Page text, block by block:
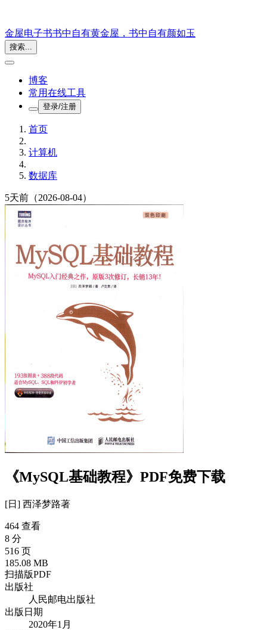
金屋电子书书中自有黄金屋，书中自有颜如玉
搜索...
博客
常用在线工具
登录/注册
首页
计算机
数据库
5天前 （2026-08-04）
《MySQL基础教程》PDF免费下载
[日] 西泽梦路著
464 查看
8 分
516 页
185.08 MB
扫描版PDF
出版社
人民邮电出版社
出版日期
2020年1月